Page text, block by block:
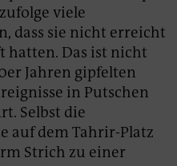
viele
dass sie nicht erreicht
hatten. Das ist nicht
Jahren gipfelten
in Putschen
Selbst die
auf dem Tahrir-Platz
Strich zu einer